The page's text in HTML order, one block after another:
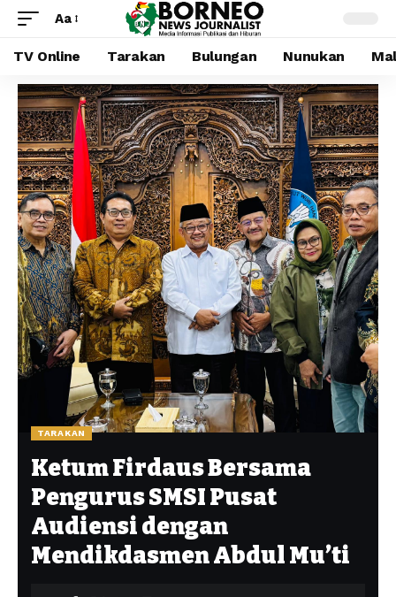
Aa
TV Online Tarakan Bulungan Nunukan
TARAKAN
Ketum Firdaus Bersama
Pengurus SMSI Pusat
Audiensi dengan
Mendikdasmen Abdul Mu’ti